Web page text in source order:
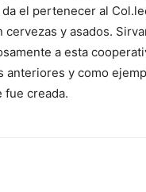
el pertenecer al
y asados.
a esta
y como
fue creada.